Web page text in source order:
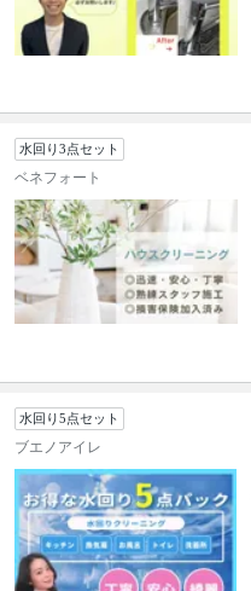
水回り3点セット
ベネフォート
水回り5点セット
ブエノアイレ